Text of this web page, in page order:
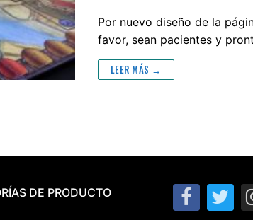
Por nuevo diseño de la
favor, sean pacientes y
LEER MÁS →
DE PRODUCTO